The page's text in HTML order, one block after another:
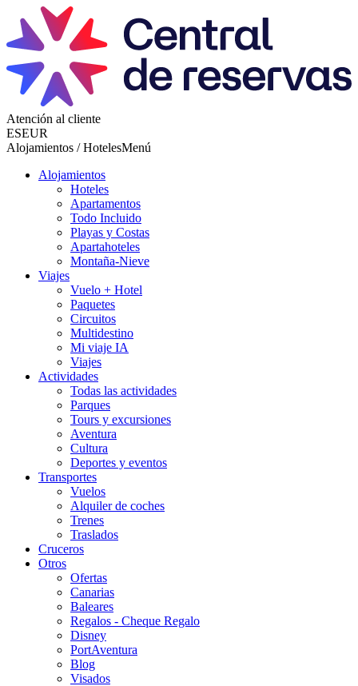
Atención al cliente
ESEUR
Alojamientos / HotelesMenú
Alojamientos
Hoteles
Apartamentos
Todo Incluido
Playas y Costas
Apartahoteles
Montaña-Nieve
Viajes
Vuelo + Hotel
Paquetes
Circuitos
Multidestino
Mi viaje IA
Viajes
Actividades
Todas las actividades
Parques
Tours y excursiones
Aventura
Cultura
Deportes y eventos
Transportes
Vuelos
Alquiler de coches
Trenes
Traslados
Cruceros
Otros
Ofertas
Canarias
Baleares
Regalos - Cheque Regalo
Disney
PortAventura
Blog
Visados